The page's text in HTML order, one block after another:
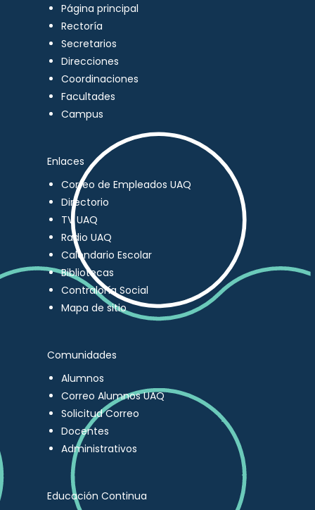
Página principal
Rectoría
Secretarios
Direcciones
Coordinaciones
Facultades
Campus
Enlaces
Correo de Empleados UAQ
Directorio
TV UAQ
Radio UAQ
Calendario Escolar
Bibliotecas
Contraloría Social
Mapa de sitio
Comunidades
Alumnos
Correo Alumnos UAQ
Solicitud Correo
Docentes
Administrativos
Educación Continua